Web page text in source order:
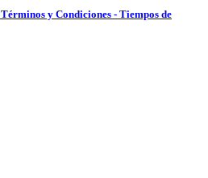
y Condiciones - Tiempos de